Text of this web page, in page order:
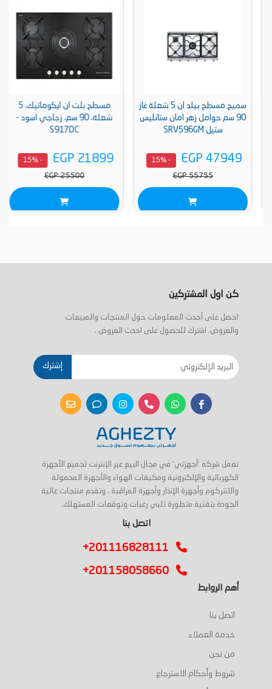
سميج مسطح بيلد ان 5 شعلة غاز
90 سم حوامل زهر امان ستانليس
ستيل SRV596GM
EGP 47949
EGP 55755
مسطح بلت ان ايكوماتيك، 5
شعلة، 90 سم، زجاجي اسود -
S917DC
EGP 21899
EGP 25500
كن اول المشتركين
احصل على أحدث المعلومات حول المنتجات والمبيعات
والعروض. اشترك للحصول على احدث العروض .
إشترك
تعمل شركة 'أجهزتي' في مجال البيع عبر الإنترنت لجميع الأجهزة
الكهربائية والإلكترونية ومكيفات الهواء والأجهزة المحمولة
والانتركوم وأجهزة الإنذار وأجهزة المراقبة ، وتقدم منتجات عالية
الجودة بتقنية متطورة تلبي رغبات وتوقعات المستهلك.
اتصل بنا
+201116828111
+201158058660
أهم الروابط
اتصل بنا
خدمة العملاء
من نحن
شروط وأحكام الاسترجاع